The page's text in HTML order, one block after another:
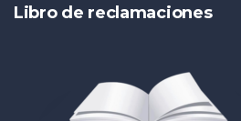
Libro de reclamaciones